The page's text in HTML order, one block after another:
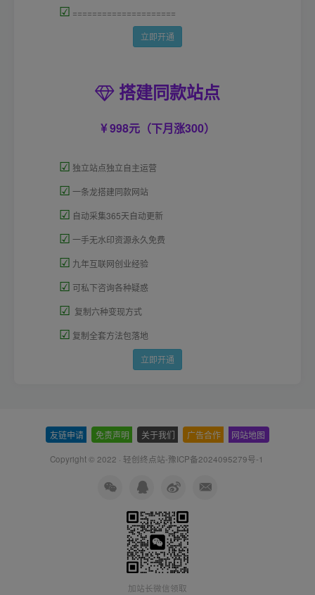
☑ =====================
立即开通
搭建同款站点
998元（下月涨300）
☑ 独立站点独立自主运营
☑ 一条龙搭建同款网站
☑ 自动采集365天自动更新
☑ 一手无水印资源永久免费
☑ 九年互联网创业经验
☑ 可私下咨询各种疑惑
☑ 复制六种变现方式
☑ 复制全套方法包落地
立即开通
友链申请 免责声明 关于我们 广告合作 网站地图
Copyright © 2022 · 轻创终点站-豫ICP备2024095279号-1
加站长微信领取